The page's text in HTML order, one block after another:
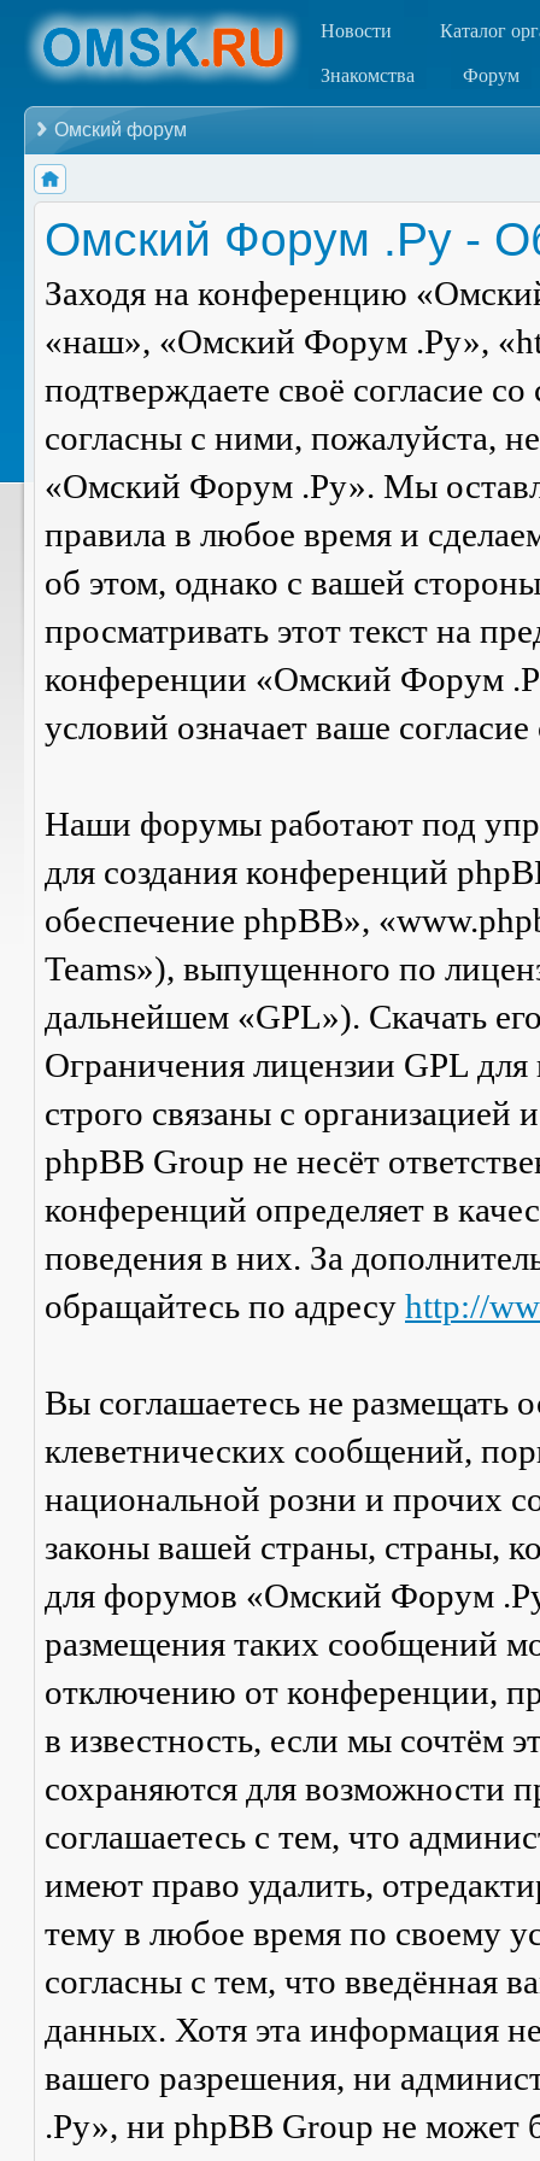
Новости Каталог
Знакомства Форум
Омский форум
Омский Форум .Ру -
Заходя на конференцию
«наш», «Омский Форум .Ру»,
подтверждаете своё согласие
согласны с ними, пожалуйста,
«Омский Форум .Ру». Мы
правила в любое время и
об этом, однако с вашей
просматривать этот текст на
конференции «Омский Форум
условий означает ваше
Наши форумы работают под
для создания конференций
обеспечение phpBB»,
Teams»), выпущенного по
дальнейшем «GPL»). Скачать
Ограничения лицензии GPL
строго связаны с
phpBB Group не несёт
конференций определяет в
поведения в них. За
обращайтесь по адресу http://
Вы соглашаетесь не размещать
клеветнических сообщений,
национальной розни и прочих
законы вашей страны, страны,
для форумов «Омский Форум
размещения таких сообщений
отключению от конференции,
в известность, если мы сочтём
сохраняются для возможности
соглашаетесь с тем, что
имеют право удалить,
тему в любое время по своему
согласны с тем, что введённая
данных. Хотя эта информация
вашего разрешения, ни
.Ру», ни phpBB Group не может